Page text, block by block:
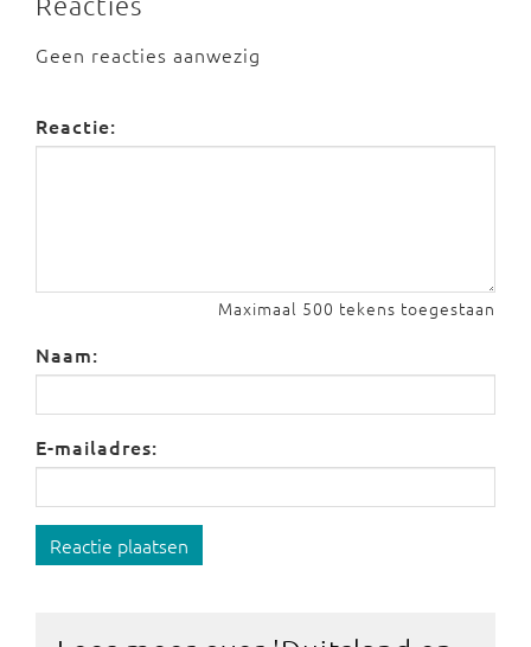
Geen reacties aanwezig
Reactie:
Maximaal 500 tekens toegestaan
Naam:
E-mailadres:
Reactie plaatsen